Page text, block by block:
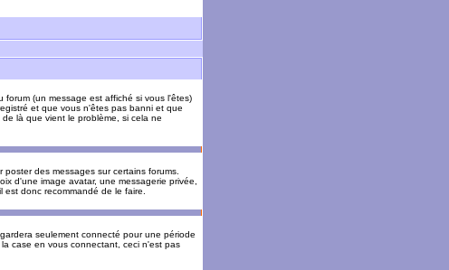
forum (un message est affiché si vous l'êtes)
et que vous n'êtes pas banni et que
là que vient le problème, si cela ne
des messages sur certains forums.
d'une image avatar, une messagerie privée,
donc recommandé de le faire.
seulement connecté pour une période
case en vous connectant, ceci n'est pas